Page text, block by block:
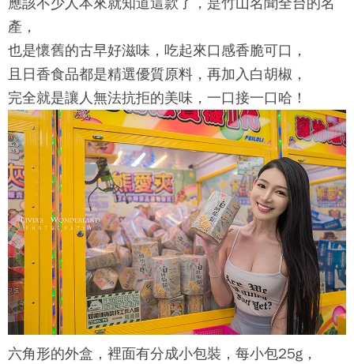
產，
也是懷舊的古早好滋味，吃起來口感香脆可口，
且日香食品都是精選優質原料，再加入白胡椒，
完全就是讓人無法抗拒的美味，一口接一口哈！
六角形的外盒，裡面有分成小包裝，每小包25g，